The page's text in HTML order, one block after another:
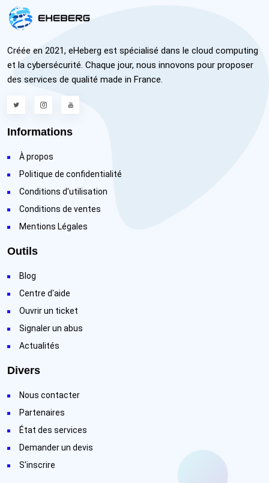
Créée en 2021, eHeberg est spécialisé dans le cloud computing
et la cybersécurité. Chaque jour, nous innovons pour proposer
des services de qualité made in France.
Informations
À propos
Politique de confidentialité
Conditions d'utilisation
Conditions de ventes
Mentions Légales
Outils
Blog
Centre d'aide
Ouvrir un ticket
Signaler un abus
Actualités
Divers
Nous contacter
Partenaires
État des services
Demander un devis
S'inscrire